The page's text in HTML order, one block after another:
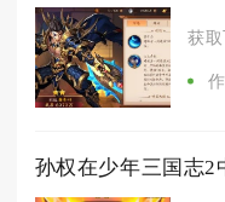
获
孙权在少年三国志2